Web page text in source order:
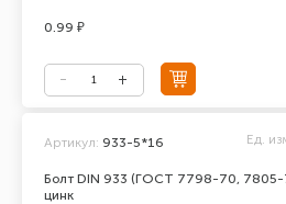
0.99 ₽
Болт DIN 933 (ГОСТ 7798-70, 7805-
цинк
Артикул: 933-5*16 Ед.